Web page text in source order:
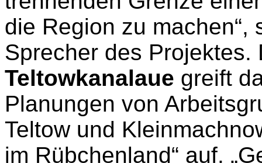
die Region zu machen“,
Sprecher des
Teltowkanalaue greift
Planungen von
Teltow und
im Rübchenland“ auf.